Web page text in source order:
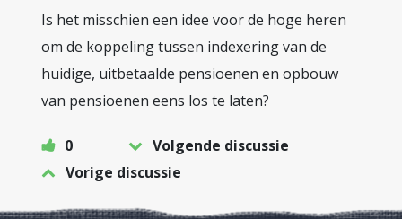
Is het misschien een idee voor de hoge heren
om de koppeling tussen indexering van de
huidige, uitbetaalde pensioenen en opbouw
van pensioenen eens los te laten?
0
Volgende discussie
Vorige discussie